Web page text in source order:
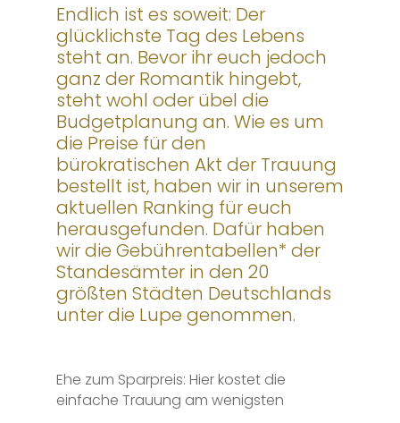
Endlich ist es soweit: Der
glücklichste Tag des Lebens
steht an. Bevor ihr euch jedoch
ganz der Romantik hingebt,
steht wohl oder übel die
Budgetplanung an. Wie es um
die Preise für den
bürokratischen Akt der Trauung
bestellt ist, haben wir in unserem
aktuellen Ranking für euch
herausgefunden. Dafür haben
wir die Gebührentabellen* der
Standesämter in den 20
größten Städten Deutschlands
unter die Lupe genommen.
Ehe zum Sparpreis: Hier kostet die
einfache Trauung am wenigsten